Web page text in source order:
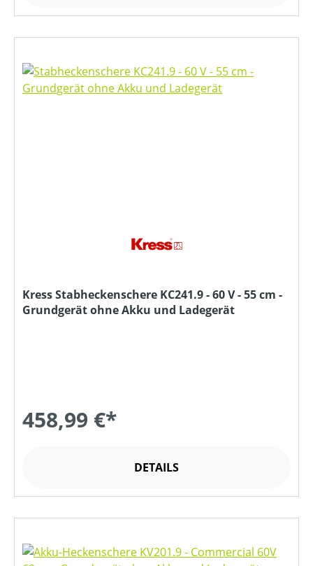
Kress Stabheckenschere KC241.9 - 60 V - 55 cm -
Grundgerät ohne Akku und Ladegerät
458,99 €*
DETAILS